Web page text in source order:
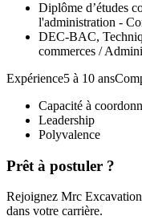
Diplôme d’études
l'administration -
DEC-BAC,
commerces /
Expérience5 à 10
Capacité à
Leadership
Polyvalence
Prêt à postuler ?
Rejoignez Mrc
dans votre carrière.